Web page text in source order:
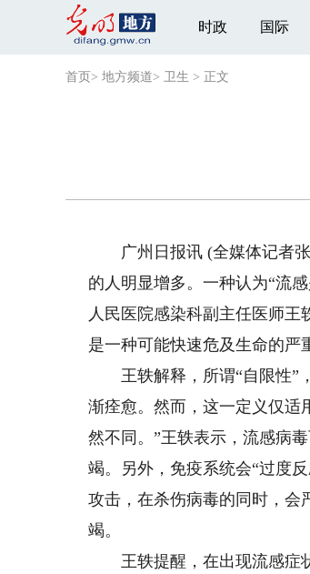
时政 国际
首页 > 地方频道> 卫生 > 正文
广州日报讯 (全媒体记者张
的人明显增多。一种认为“流
人民医院感染科副主任医师王
是一种可能快速危及生命的严
王轶解释，所谓“自限性”，
渐痊愈。然而，这一定义仅适
然不同。”王轶表示，流感病
竭。另外，免疫系统会“过度
攻击，在杀伤病毒的同时，会
竭。
王轶提醒，在出现流感症状